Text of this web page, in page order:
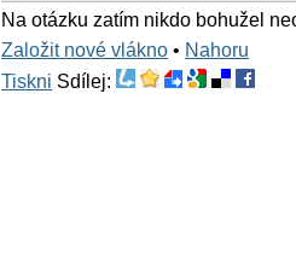
Na otázku zatím nikdo bohužel
Založit nové vlákno • Nahoru
Tiskni Sdílej: